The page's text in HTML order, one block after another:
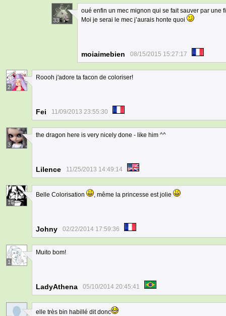
33
oué enfin un mec mignon qui se fait sauver par une
Moi je serai le mec j’aurais honte quoi
moiaimebien 08/15/2015 15:27:17
2
Roooh j'adore ta facon de coloriser!
Fei 11/09/2013 23:55:30
3
the dragon here is very nicely done - like him ^^
Lilence 11/25/2013 14:49:14
16
Belle Colorisation , même la princesse est jolie
Johny 02/22/2014 17:59:36
1
Muito bom!
LadyAthena 05/10/2014 20:45:41
elle très bin habillé dit donc